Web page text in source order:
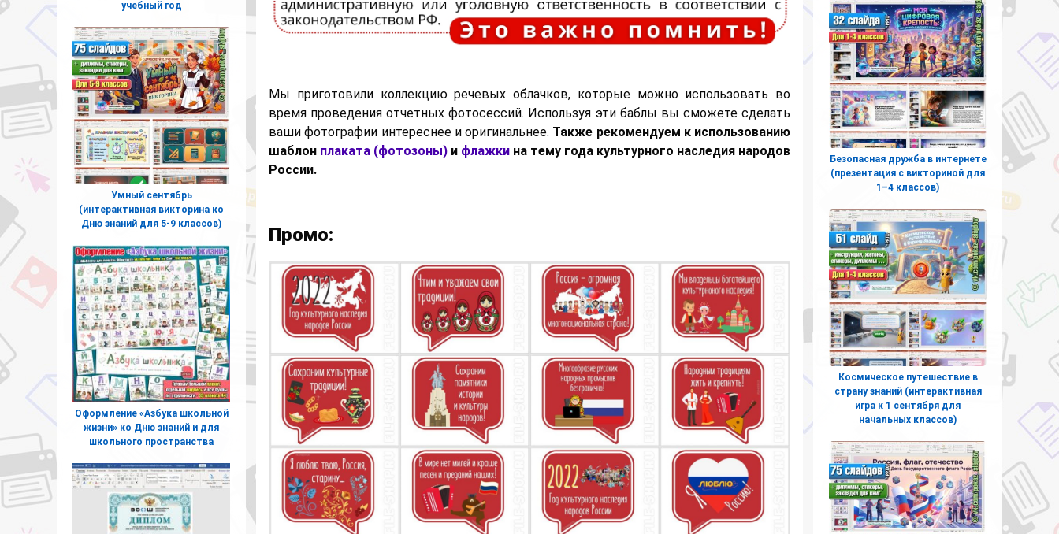
Мы приготовили коллекцию речевых облачков, которые можно использовать во
время проведения отчетных фотосессий. Используя эти баблы вы сможете сделать
ваши фотографии интереснее и оригинальнее. Также рекомендуем к использованию
шаблон плаката (фотозоны) и флажки на тему года культурного наследия народов
России.
Промо:
учебный год
Умный сентябрь
(интерактивная викторина ко
Дню знаний для 5-9 классов)
Оформление «Азбука школьной
жизни» ко Дню знаний и для
школьного пространства
Безопасная дружба в интернете
(презентация с викториной для
1–4 классов)
Космическое путешествие в
страну знаний (интерактивная
игра к 1 сентября для
начальных классов)